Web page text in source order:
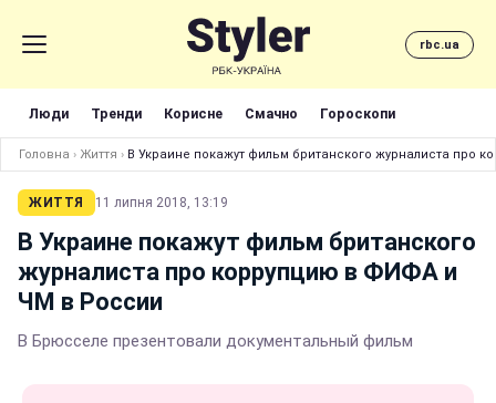
rbc.ua
Люди Тренди Корисне Смачно Гороскопи
Головна › Життя › В Украине покажут фильм британского журналиста про
ЖИТТЯ 11 липня 2018, 13:19
В Украине покажут фильм британского
журналиста про коррупцию в ФИФА и
ЧМ в России
В Брюсселе презентовали документальный фильм